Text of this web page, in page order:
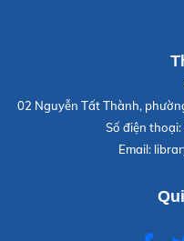
02 Nguyễn Tất Thành,
Số điện thoại:
Email: